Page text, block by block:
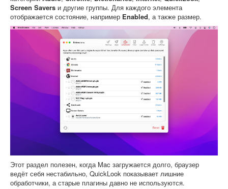
Screen Savers и другие группы. Для каждого элемента
отображается состояние, например Enabled, а также размер.
Этот раздел полезен, когда Mac загружается долго, браузер
ведёт себя нестабильно, QuickLook показывает лишние
обработчики, а старые плагины давно не используются.